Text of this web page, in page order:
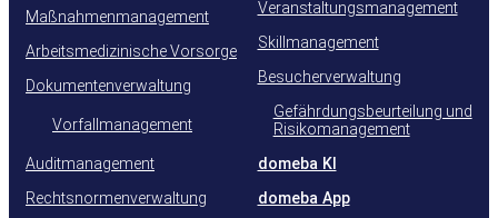
Maßnahmenmanagement
Arbeitsmedizinische Vorsorge
Dokumentenverwaltung
Vorfallmanagement
Auditmanagement
Rechtsnormenverwaltung
Veranstaltungsmanagement
Skillmanagement
Besucherverwaltung
Gefährdungsbeurteilung und
Risikomanagement
domeba KI
domeba App